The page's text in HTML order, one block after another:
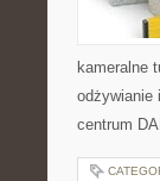
kameralne
odżywianie
centrum